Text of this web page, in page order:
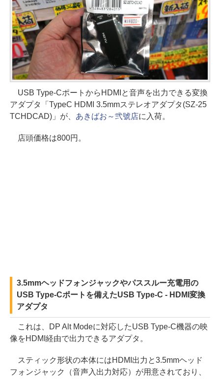
USB Type-CポートからHDMIと音声を出力できる変換
アダプタ「TypeC HDMI 3.5mmステレオアダプタ(SZ-25
TCHDCAD)」が、 あきばお～弐號店に入荷。
店頭価格は800円。
3.5mmヘッドフォンジャックやパススルー充電用の
USB Type-Cポートを備えたUSB Type-C - HDMI変換
アダプタ
これは、DP Alt Modeに対応したUSB Type-C機器の映
像をHDMI経由で出力できるアダプタ。
スティック形状の本体にはHDMI出力と3.5mmヘッド
フォンジャック（音声入出力対応）が用意されており、